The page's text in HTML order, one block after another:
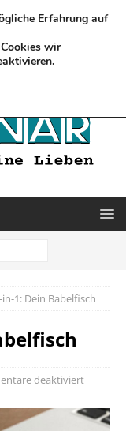
1: Dein Babelfisch
deaktiviert
Erfahrung auf
wir